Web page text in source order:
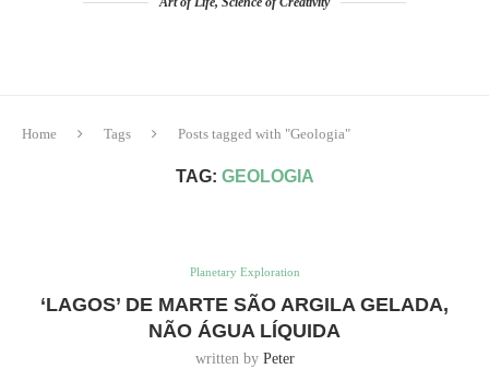
Home Tags Posts tagged with "Geologia"
TAG: GEOLOGIA
Planetary Exploration
‘LAGOS’ DE MARTE SÃO ARGILA GELADA,
NÃO ÁGUA LÍQUIDA
written by Peter